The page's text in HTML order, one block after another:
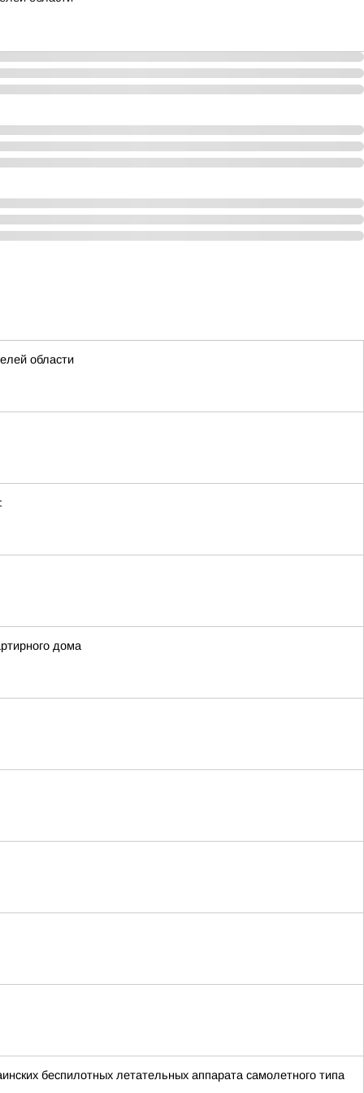
области
дома
беспилотных летательных аппарата самолетного типа